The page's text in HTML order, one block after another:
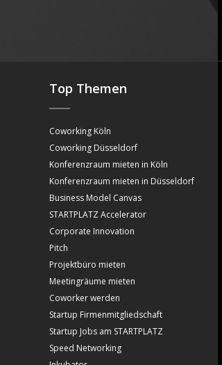
Top Themen
Coworking Köln
Coworking Düsseldorf
Konferenzraum mieten in Köln
Konferenzraum mieten in Düsseldorf
Business Model Canvas
STARTPLATZ Accelerator
Corporate Innovation
Pitch
Projektbüro mieten
Meetingräume mieten
Coworker werden
Startup Firmenmitgliedschaft
Startup Jobs am STARTPLATZ
Speed Networking